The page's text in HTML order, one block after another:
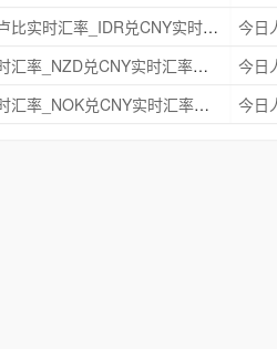
今日人民币兑印度尼西亚卢比实时汇率_IDR兑CNY实时汇率查询 2025年09月21日
今日人民币兑新西兰元实时汇率_NZD兑CNY实时汇率查询 2025年09月21日
今日人民币兑挪威克朗实时汇率_NOK兑CNY实时汇率查询 2025年09月21日